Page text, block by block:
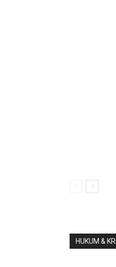
HUKUM &